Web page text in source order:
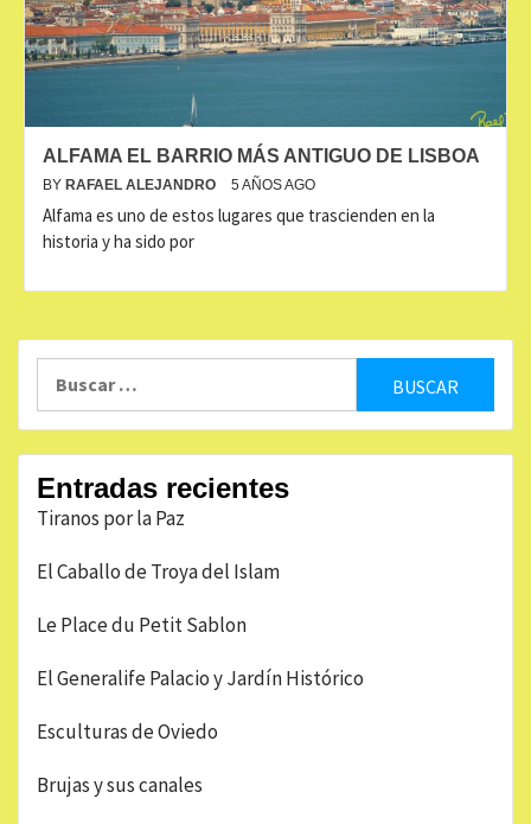
ALFAMA EL BARRIO MÁS ANTIGUO DE LISBOA
BY RAFAEL ALEJANDRO 5 AÑOS AGO
Alfama es uno de estos lugares que trascienden en la
historia y ha sido por
Entradas recientes
Tiranos por la Paz
El Caballo de Troya del Islam
Le Place du Petit Sablon
El Generalife Palacio y Jardín Histórico
Esculturas de Oviedo
Brujas y sus canales